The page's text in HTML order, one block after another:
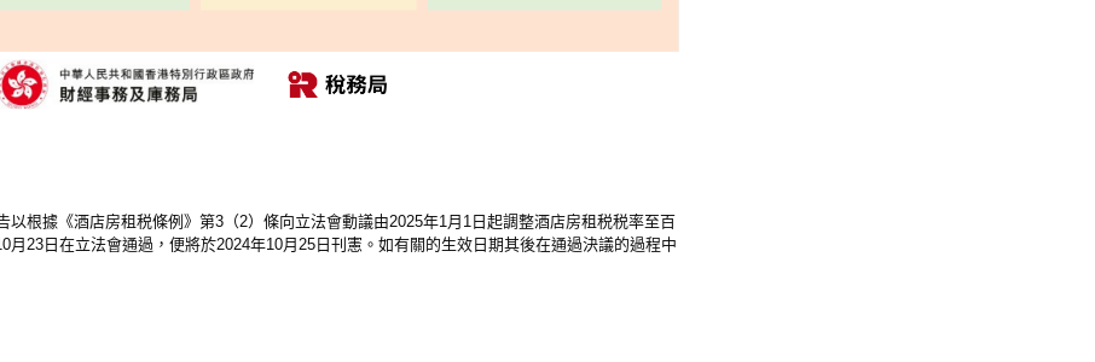
以根據《酒店房租税條例》第3（2）條向立法會動議由2025年1月1日起調整酒店房租税税率至百
月23日在立法會通過，便將於2024年10月25日刊憲。如有關的生效日期其後在通過決議的過程中